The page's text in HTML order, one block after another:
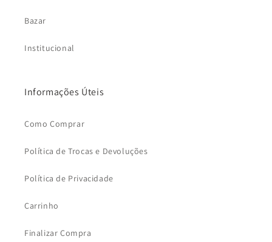
Bazar
Institucional
Informações Úteis
Como Comprar
Política de Trocas e Devoluções
Política de Privacidade
Carrinho
Finalizar Compra